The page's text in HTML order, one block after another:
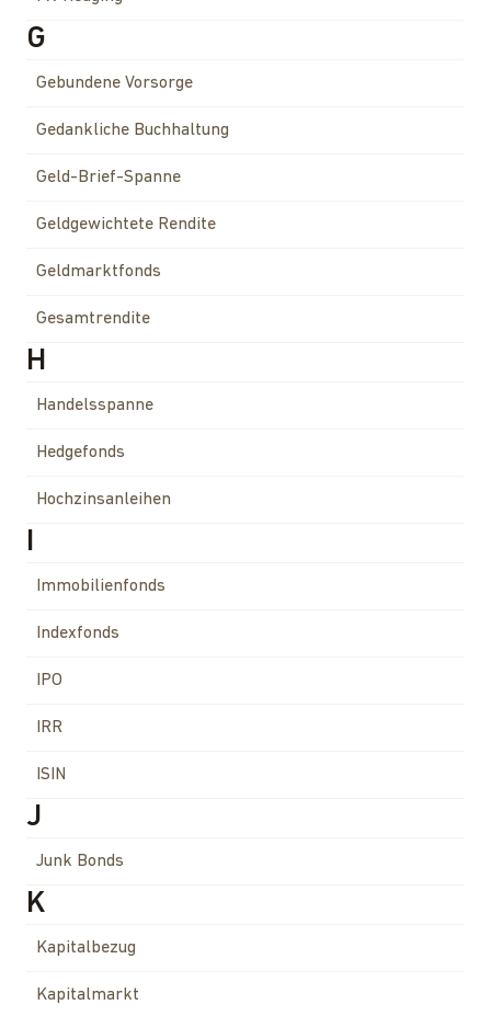
G
Gebundene Vorsorge
Gedankliche Buchhaltung
Geld-Brief-Spanne
Geldgewichtete Rendite
Geldmarktfonds
Gesamtrendite
H
Handelsspanne
Hedgefonds
Hochzinsanleihen
Immobilienfonds
Indexfonds
IPO
IRR
ISIN
J
Junk Bonds
K
Kapitalbezug
Kapitalmarkt